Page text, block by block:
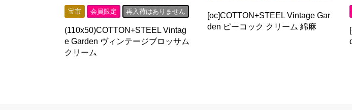
宝市 会員限定 再入荷はありません
(110x50)COTTON+STEEL Vintag
e Garden ヴィンテージブロッサム
クリーム
[oc]COTTON+STEEL Vintage Gar
den ピーコック クリーム 綿麻